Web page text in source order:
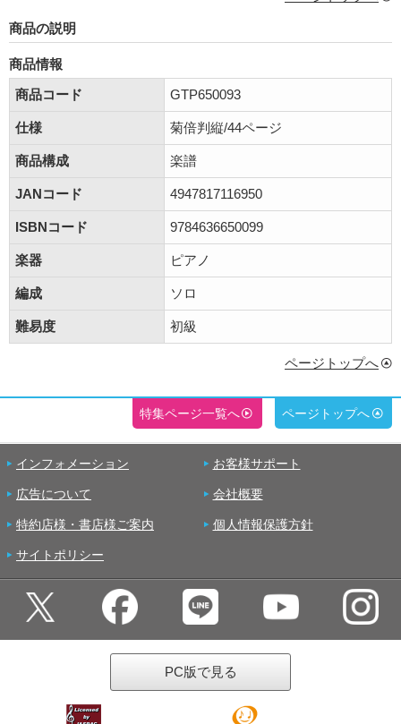
商品の説明
商品情報
商品コード
GTP650093
仕様 菊倍判縦/44ページ
商品構成 楽譜
JANコード 4947817116950
ISBNコード 9784636650099
楽器 ピアノ
編成 ソロ
難易度 初級
ページトップへ
特集ページ一覧へ ページトップへ
インフォメーション お客様サポート
広告について 会社概要
特約店様・書店様ご案内 個人情報保護方針
サイトポリシー
PC版で見る